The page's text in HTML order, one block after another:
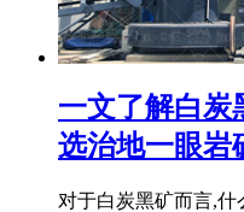
一文了解白炭
选治地一眼岩
对于白炭黑矿而言,什